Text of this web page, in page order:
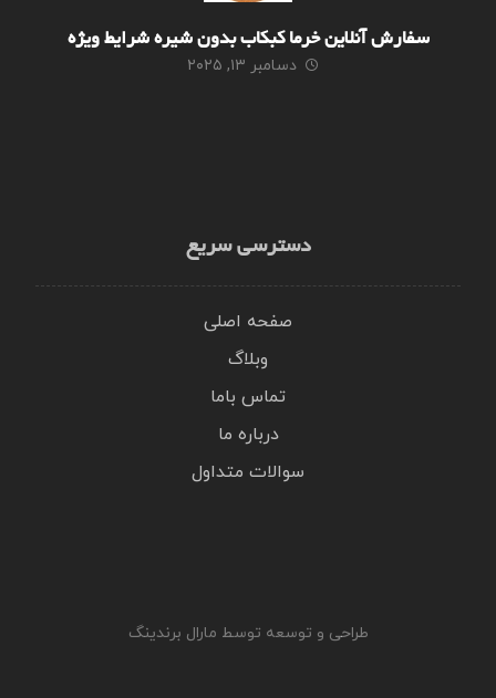
سفارش آنلاین خرما کبکاب بدون شیره شرایط ویژه
دسامبر ۱۳, ۲۰۲۵
دسترسی سریع
صفحه اصلی
وبلاگ
تماس باما
درباره ما
سوالات متداول
طراحی و توسعه توسط مارال برندینگ